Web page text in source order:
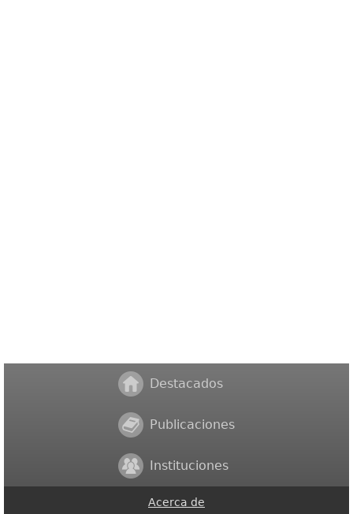
Destacados
Publicaciones
Instituciones
Acerca de